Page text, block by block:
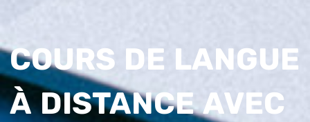
COURS DE LANGUE
À DISTANCE AVEC